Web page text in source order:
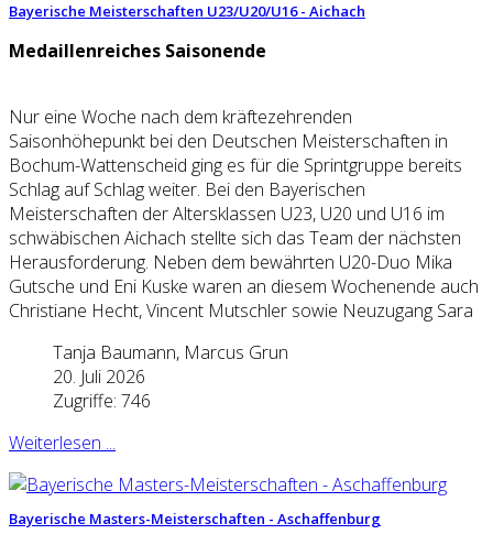
Bayerische Meisterschaften U23/U20/U16 - Aichach
Medaillenreiches Saisonende
Nur eine Woche nach dem kräftezehrenden
Saisonhöhepunkt bei den Deutschen Meisterschaften in
Bochum-Wattenscheid ging es für die Sprintgruppe bereits
Schlag auf Schlag weiter. Bei den Bayerischen
Meisterschaften der Altersklassen U23, U20 und U16 im
schwäbischen Aichach stellte sich das Team der nächsten
Herausforderung. Neben dem bewährten U20-Duo Mika
Gutsche und Eni Kuske waren an diesem Wochenende auch
Christiane Hecht, Vincent Mutschler sowie Neuzugang Sara
Tanja Baumann, Marcus Grun
20. Juli 2026
Zugriffe: 746
Weiterlesen ...
Bayerische Masters-Meisterschaften - Aschaffenburg